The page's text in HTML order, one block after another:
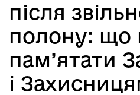
після
полону: що
пам’ятати
і